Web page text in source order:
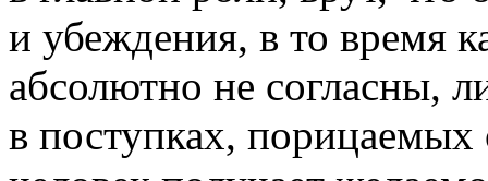
и убеждения, в то время
абсолютно не согласны,
в поступках,